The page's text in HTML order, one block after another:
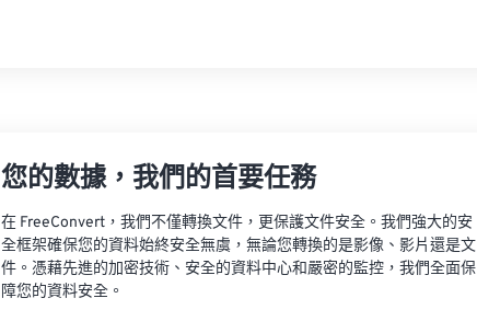
您的數據，我們的首要任務
在 FreeConvert，我們不僅轉換文件，更保護文件安全。我們強大的安
全框架確保您的資料始終安全無虞，無論您轉換的是影像、影片還是文
件。憑藉先進的加密技術、安全的資料中心和嚴密的監控，我們全面保
障您的資料安全。